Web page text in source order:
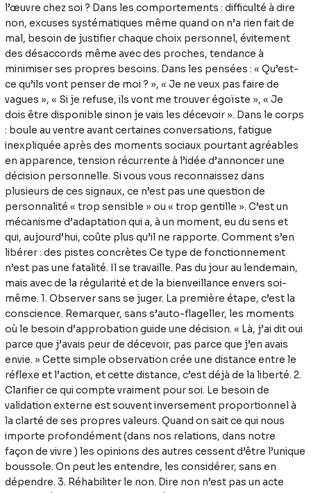
l’œuvre chez soi ? Dans les comportements : difficulté à dire
non, excuses systématiques même quand on n’a rien fait de
mal, besoin de justifier chaque choix personnel, évitement
des désaccords même avec des proches, tendance à
minimiser ses propres besoins. Dans les pensées : « Qu’est-
ce qu’ils vont penser de moi ? », « Je ne veux pas faire de
vagues », « Si je refuse, ils vont me trouver égoïste », « Je
dois être disponible sinon je vais les décevoir ». Dans le corps
: boule au ventre avant certaines conversations, fatigue
inexpliquée après des moments sociaux pourtant agréables
en apparence, tension récurrente à l’idée d’annoncer une
décision personnelle. Si vous vous reconnaissez dans
plusieurs de ces signaux, ce n’est pas une question de
personnalité « trop sensible » ou « trop gentille ». C’est un
mécanisme d’adaptation qui a, à un moment, eu du sens et
qui, aujourd’hui, coûte plus qu’il ne rapporte. Comment s’en
libérer : des pistes concrètes Ce type de fonctionnement
n’est pas une fatalité. Il se travaille. Pas du jour au lendemain,
mais avec de la régularité et de la bienveillance envers soi-
même. 1. Observer sans se juger. La première étape, c’est la
conscience. Remarquer, sans s’auto-flageller, les moments
où le besoin d’approbation guide une décision. « Là, j’ai dit oui
parce que j’avais peur de décevoir, pas parce que j’en avais
envie. » Cette simple observation crée une distance entre le
réflexe et l’action, et cette distance, c’est déjà de la liberté. 2.
Clarifier ce qui compte vraiment pour soi. Le besoin de
validation externe est souvent inversement proportionnel à
la clarté de ses propres valeurs. Quand on sait ce qui nous
importe profondément (dans nos relations, dans notre
façon de vivre ) les opinions des autres cessent d’être l’unique
boussole. On peut les entendre, les considérer, sans en
dépendre. 3. Réhabiliter le non. Dire non n’est pas un acte